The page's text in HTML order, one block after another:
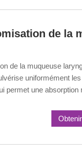
de la
de la muqueuse
uniformément
permet une absorption